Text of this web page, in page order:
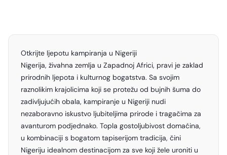
Otkrijte ljepotu kampiranja u Nigeriji
Nigerija, živahna zemlja u Zapadnoj Africi, pravi je zaklad
prirodnih ljepota i kulturnog bogatstva. Sa svojim
raznolikim krajolicima koji se protežu od bujnih šuma do
zadivljujućih obala, kampiranje u Nigeriji nudi
nezaboravno iskustvo ljubiteljima prirode i tragačima za
avanturom podjednako. Topla gostoljubivost domaćina,
u kombinaciji s bogatom tapiserijom tradicija, čini
Nigeriju idealnom destinacijom za sve koji žele uroniti u